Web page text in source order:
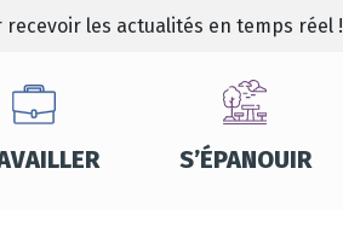
les actualités en temps réel !
S’ÉPANOUIR